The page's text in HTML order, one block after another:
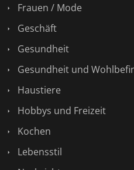
Frauen / Mode
Geschäft
Gesundheit
Gesundheit und
Haustiere
Hobbys und Freizeit
Kochen
Lebensstil